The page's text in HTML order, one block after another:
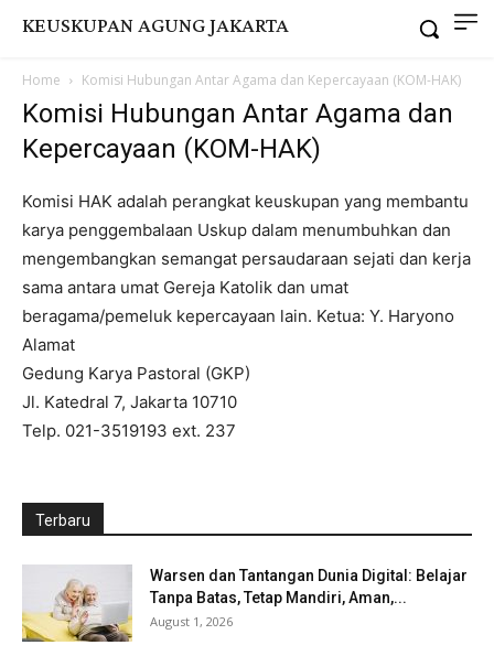
KEUSKUPAN AGUNG JAKARTA
Home Komisi Hubungan Antar Agama dan Kepercayaan (KOM-HAK)
Komisi Hubungan Antar Agama dan
Kepercayaan (KOM-HAK)
Komisi HAK adalah perangkat keuskupan yang membantu
karya penggembalaan Uskup dalam menumbuhkan dan
mengembangkan semangat persaudaraan sejati dan kerja
sama antara umat Gereja Katolik dan umat
beragama/pemeluk kepercayaan lain. Ketua: Y. Haryono
Alamat
Gedung Karya Pastoral (GKP)
Jl. Katedral 7, Jakarta 10710
Telp. 021-3519193 ext. 237
Terbaru
Warsen dan Tantangan Dunia Digital: Belajar
Tanpa Batas, Tetap Mandiri, Aman,...
August 1, 2026